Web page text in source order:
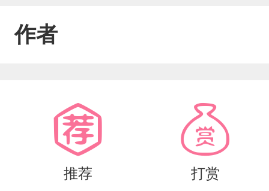
然无法改变，那就专注当下吧！爱一
从来不是秘密“爱是一场浩大的冒险”但
作者
推荐 打赏